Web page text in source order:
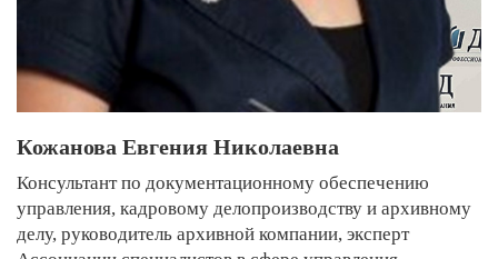
Кожанова Евгения Николаевна
Консультант по документационному обеспечению
управления, кадровому делопроизводству и архивному
делу, руководитель архивной компании, эксперт